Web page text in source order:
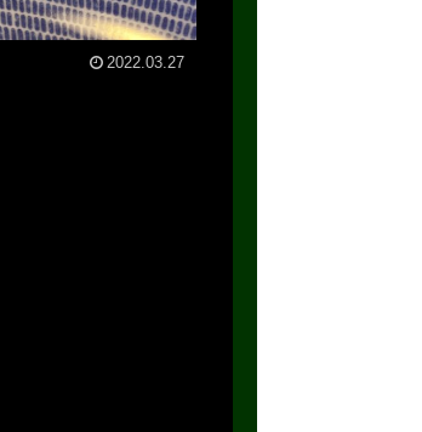
2022.03.27